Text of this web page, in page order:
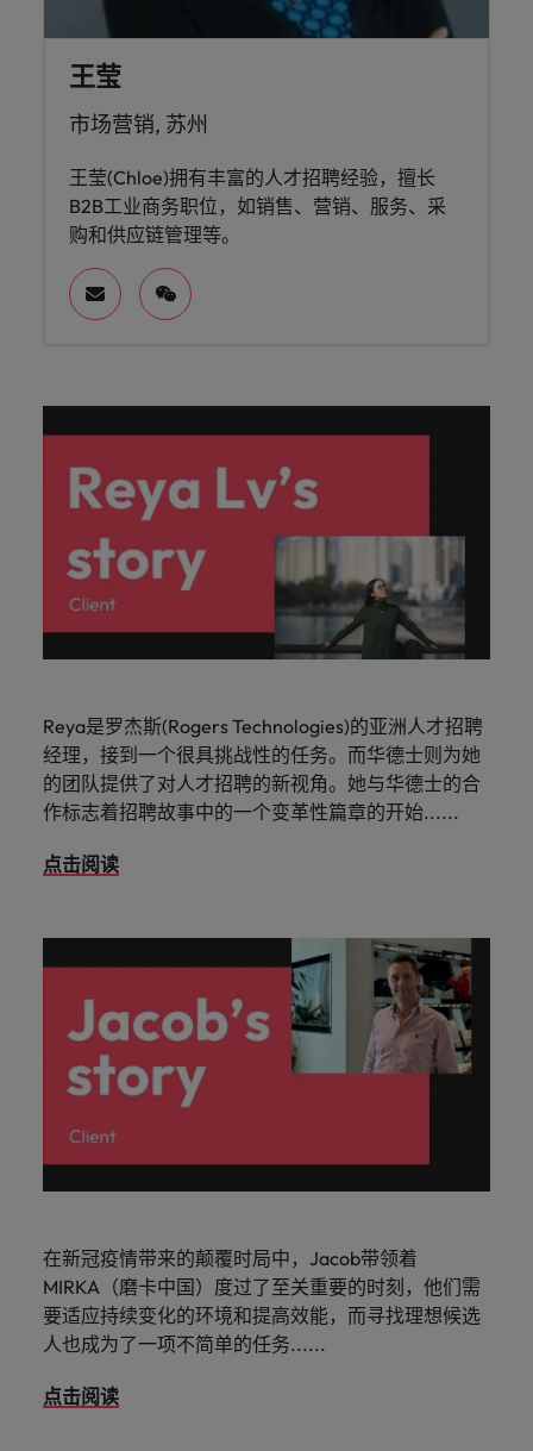
王莹
市场营销, 苏州
王莹(Chloe)拥有丰富的人才招聘经验，擅长
B2B工业商务职位，如销售、营销、服务、采
购和供应链管理等。
Reya是罗杰斯(Rogers Technologies)的亚洲人才招聘
经理，接到一个很具挑战性的任务。而华德士则为她
的团队提供了对人才招聘的新视角。她与华德士的合
作标志着招聘故事中的一个变革性篇章的开始......
点击阅读
在新冠疫情带来的颠覆时局中，Jacob带领着
MIRKA（磨卡中国）度过了至关重要的时刻，他们需
要适应持续变化的环境和提高效能，而寻找理想候选
人也成为了一项不简单的任务......
点击阅读